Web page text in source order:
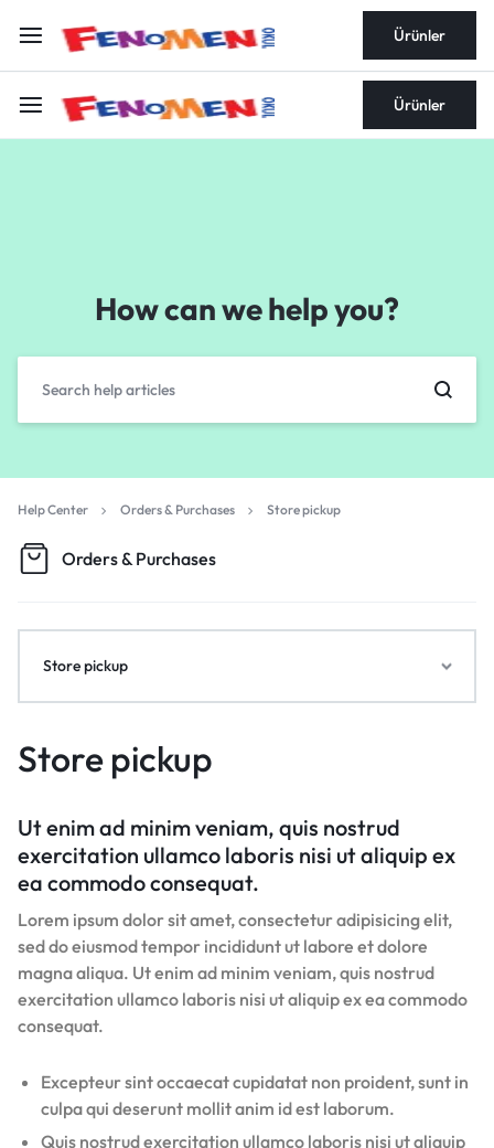
Ürünler
Ürünler
How can we help you?
Help Center Orders & Purchases Store pickup
Orders & Purchases
Store pickup
Ut enim ad minim veniam, quis nostrud
exercitation ullamco laboris nisi ut aliquip ex
ea commodo consequat.
Lorem ipsum dolor sit amet, consectetur adipisicing elit,
sed do eiusmod tempor incididunt ut labore et dolore
magna aliqua. Ut enim ad minim veniam, quis nostrud
exercitation ullamco laboris nisi ut aliquip ex ea commodo
consequat.
Excepteur sint occaecat cupidatat non proident, sunt in
culpa qui deserunt mollit anim id est laborum.
Quis nostrud exercitation ullamco laboris nisi ut aliquip
Store pickup